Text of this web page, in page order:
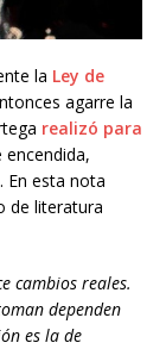
la Ley de
agarre la
realizó para
En esta nota
de literatura
cambios reales.
dependen
es la de